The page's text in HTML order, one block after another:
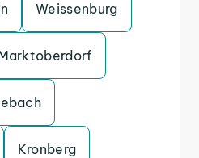
Weissenburg
Kronberg